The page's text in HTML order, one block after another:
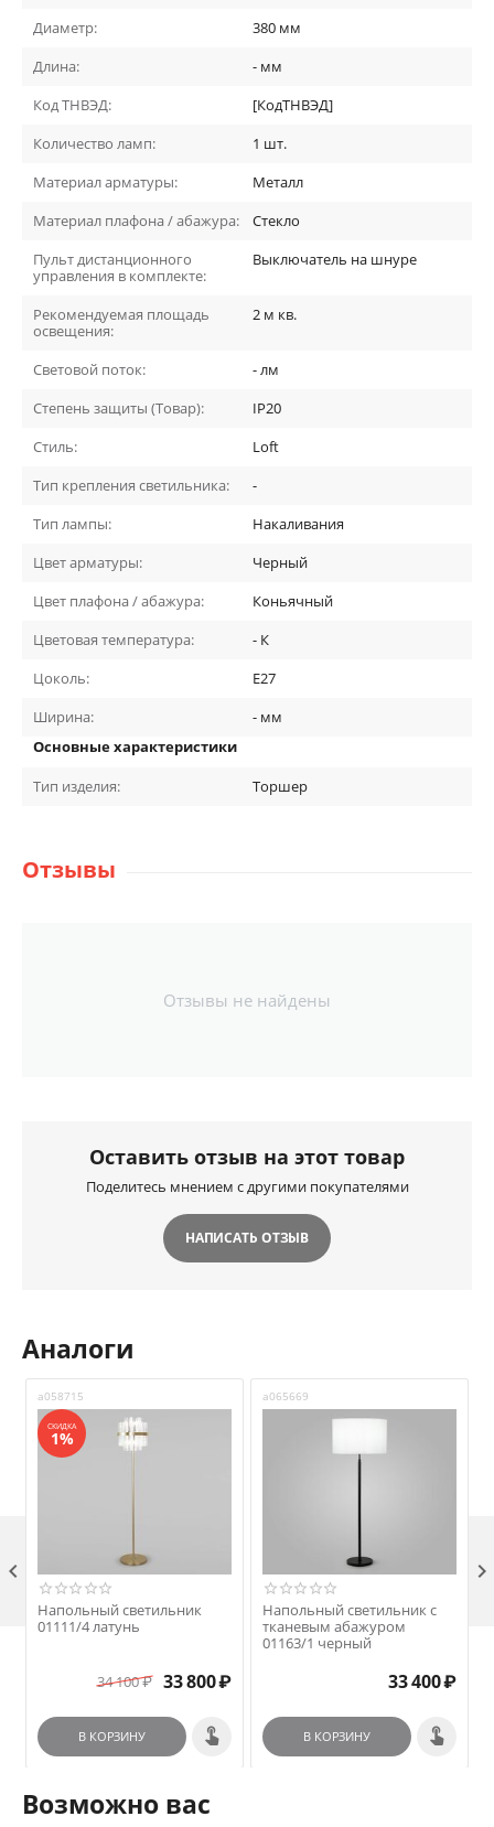
Диаметр:
380 мм
Длина:
- мм
Код ТНВЭД:
[КодТНВЭД]
Количество ламп:
1 шт.
Материал арматуры:
Металл
Материал плафона / абажура:
Стекло
Пульт дистанционного
управления в комплекте:
Выключатель на шнуре
Рекомендуемая площадь
освещения:
2 м кв.
Световой поток: -лм
Степень защиты (Товар):
IP20
Стиль:
Loft
Тип крепления светильника:
-
Тип лампы:
Накаливания
Цвет арматуры:
Черный
Цвет плафона / абажура:
Коньячный
Цветовая температура:
- К
Цоколь:
E27
Ширина:
- мм
Основные характеристики
Тип изделия:
Торшер
Отзывы
Отзывы не найдены
Оставить отзыв на этот товар
Поделитесь мнением с другими покупателями
НАПИСАТЬ ОТЗЫВ
Аналоги
a058715
СКИДКА
1%
Напольный светильник
01111/4 латунь
34 100₽ 33 800₽
В КОРЗИНУ
a065669
Напольный светильник с
тканевым абажуром
01163/1 черный
33 400₽
В КОРЗИНУ
 
Возможно вас